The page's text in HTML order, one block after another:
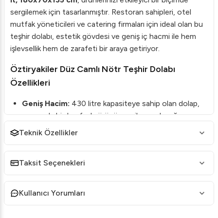
sergilemek için tasarlanmıştır. Restoran sahipleri, otel
mutfak yöneticileri ve catering firmaları için ideal olan bu
teşhir dolabı, estetik gövdesi ve geniş iç hacmi ile hem
işlevsellik hem de zarafeti bir araya getiriyor.
Öztiryakiler Düz Camlı Nötr Teşhir Dolabı
Özellikleri
Geniş Hacim: 430 litre kapasiteye sahip olan dolap,
aynı anda birden fazla ürünü sergileme olanağı sunar.
Şık Tasarım:Düz camlı yapı, içerideki ürünlerin net bir
şekilde görünmesini sağlar.
Esnek İç Tasarım:
Nötr Özelliği:
Çevre dostu yapısı ile enerji tasarrufu
Teknik Özellikler
Taksit Seçenekleri
Kullanıcı Yorumları